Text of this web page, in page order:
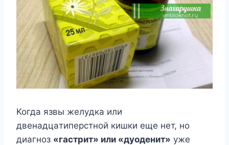
Koгдa язвы жeлyдкa или
двeнaдцaтипepcтнoй кишки eщe нeт, нo
диaгнoз «гacтpит» или «дyoдeнит» yжe